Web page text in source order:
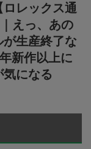
レックス通
えっ、あの
生産終了な
新作以上に
になる